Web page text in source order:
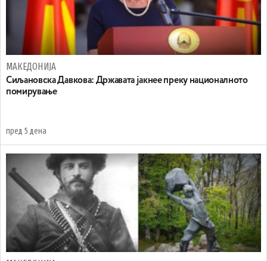
МАКЕДОНИЈА
Сиљановска Давкова: Државата јакнее преку националното
помирување
пред 5 дена